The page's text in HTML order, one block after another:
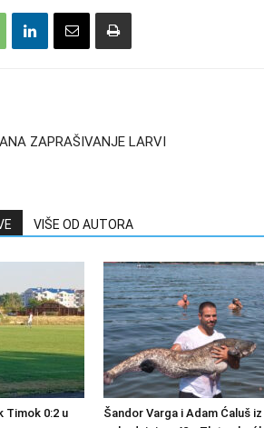
ZAPRAŠIVANJE LARVI
VIŠE OD AUTORA
Timok 0:2 u
Šandor Varga i Adam Ćaluš